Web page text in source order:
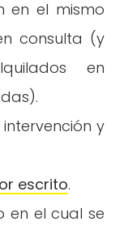
en el mismo
consulta (y
en
y
escrito.
en el cual se